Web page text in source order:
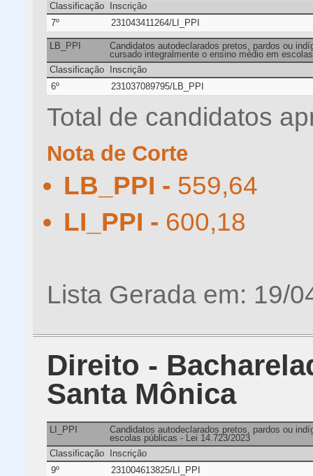
Classificação
Inscrição
7º
231043411264/LI_PPI
LB_PPI
Candidatos autodeclarados pretos, pardos ou
cursado integralmente o ensino médio em
Classificação
Inscrição
6º
231037089795/LB_PPI
Total de candidatos
Nota de Corte
LB_PPI - 559,64
LI_PPI - 600,18
Lista Gerada em: 19/
Direito -
Santa Mônica
LI_PPI
Candidatos autodeclarados pretos, pardos ou
escolas públicas - Lei 14.723/2023
Classificação
Inscrição
9º
231004613825/LI_PPI